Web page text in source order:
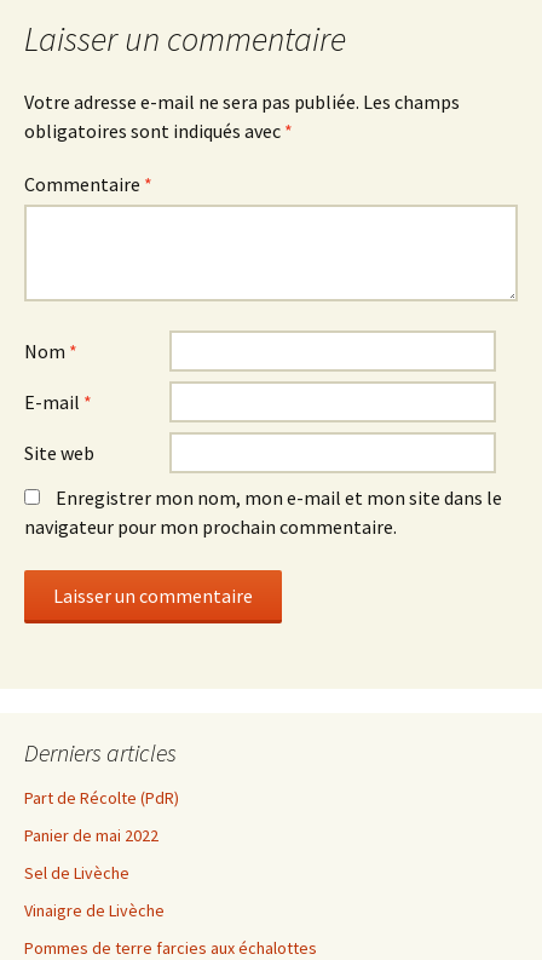
Laisser un commentaire
Votre adresse e-mail ne sera pas publiée. Les champs
obligatoires sont indiqués avec *
Commentaire *
Nom *
E-mail *
Site web
Enregistrer mon nom, mon e-mail et mon site dans le
navigateur pour mon prochain commentaire.
Derniers articles
Part de Récolte (PdR)
Panier de mai 2022
Sel de Livèche
Vinaigre de Livèche
Pommes de terre farcies aux échalottes